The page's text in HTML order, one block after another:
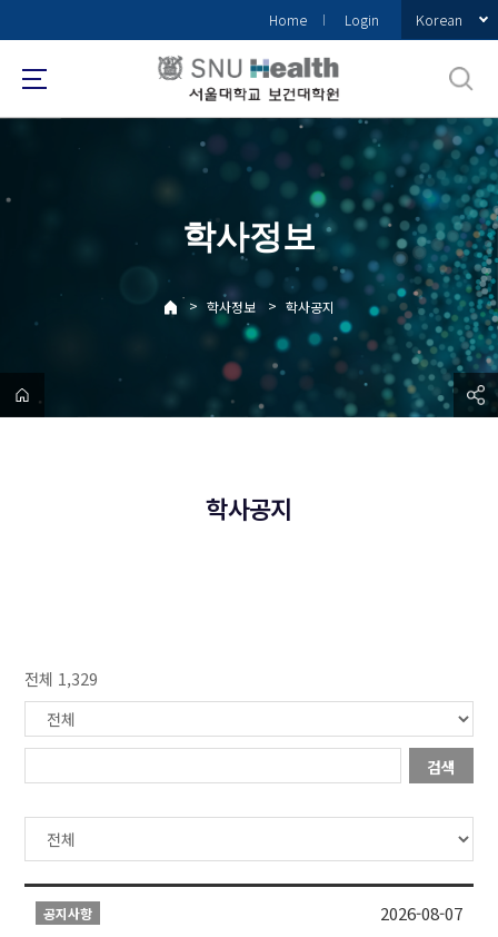
로
메
Home Login Korean
학사정보
> 학사정보 > 학사공지
학사공지
전체 1,329
검색
공지사항 2026-08-07